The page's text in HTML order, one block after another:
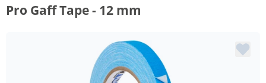
Pro Gaff Tape - 12 mm